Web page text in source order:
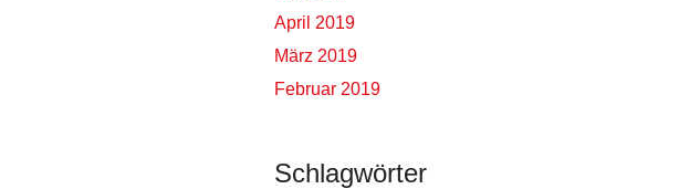
April 2019
März 2019
Februar 2019
Schlagwörter